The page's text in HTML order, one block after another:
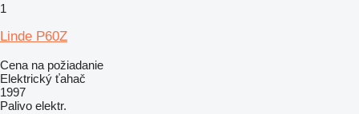
1
Linde P60Z
Cena na požiadanie
Elektrický ťahač
1997
Palivo elektr.